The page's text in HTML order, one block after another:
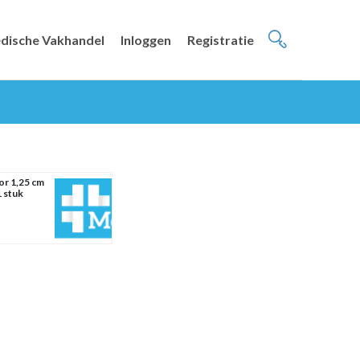
Vakhandel Inloggen Registratie
1,25 cm
stuk